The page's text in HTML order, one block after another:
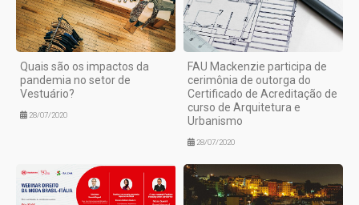
Quais são os impactos da
pandemia no setor de
Vestuário?
28/07/2020
FAU Mackenzie participa de
cerimônia de outorga do
Certificado de Acreditação de
curso de Arquitetura e
Urbanismo
28/07/2020